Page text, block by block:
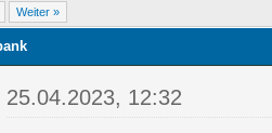
Weiter »
25.04.2023, 12:32